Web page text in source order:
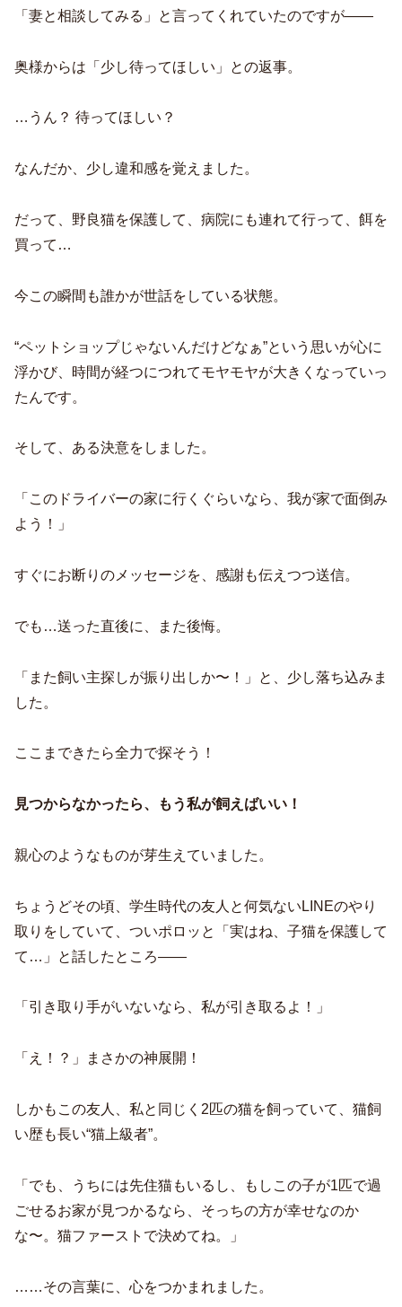
「妻と相談してみる」と言ってくれていたのですが——
奥様からは「少し待ってほしい」との返事。
…うん？ 待ってほしい？
なんだか、少し違和感を覚えました。
だって、野良猫を保護して、病院にも連れて行って、餌を
買って…
今この瞬間も誰かが世話をしている状態。
“ペットショップじゃないんだけどなぁ”という思いが心に
浮かび、時間が経つにつれてモヤモヤが大きくなっていっ
たんです。
そして、ある決意をしました。
「このドライバーの家に行くぐらいなら、我が家で面倒み
よう！」
すぐにお断りのメッセージを、感謝も伝えつつ送信。
でも…送った直後に、また後悔。
「また飼い主探しが振り出しか〜！」と、少し落ち込みま
した。
ここまできたら全力で探そう！
見つからなかったら、もう私が飼えばいい！
親心のようなものが芽生えていました。
ちょうどその頃、学生時代の友人と何気ないLINEのやり
取りをしていて、ついポロッと「実はね、子猫を保護して
て…」と話したところ——
「引き取り手がいないなら、私が引き取るよ！」
「え！？」まさかの神展開！
しかもこの友人、私と同じく2匹の猫を飼っていて、猫飼
い歴も長い“猫上級者”。
「でも、うちには先住猫もいるし、もしこの子が1匹で過
ごせるお家が見つかるなら、そっちの方が幸せなのか
な〜。猫ファーストで決めてね。」
……その言葉に、心をつかまれました。